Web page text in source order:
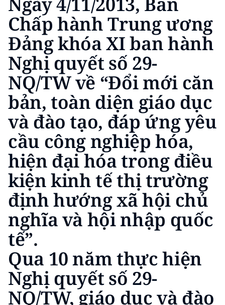
Media Kinh tế
Media Văn hóa
Media Xã hội
Media Pháp luật
Media Du lịch
Media Thế giới
Media Thể thao
Media Giáo dục
Media Y tế
Media Khoa học - Công nghệ
Media Môi trường
Ảnh
Infographic
Chấp hành Trung ương
Đảng khóa XI ban hành
Nghị quyết số 29-
NQ/TW về “Đổi mới căn
bản, toàn diện giáo dục
và đào tạo, đáp ứng yêu
cầu công nghiệp hóa,
hiện đại hóa trong điều
kiện kinh tế thị trường
định hướng xã hội chủ
nghĩa và hội nhập quốc
tế”.
Qua 10 năm thực hiện
Nghị quyết số 29-
NQ/TW, giáo dục và đào